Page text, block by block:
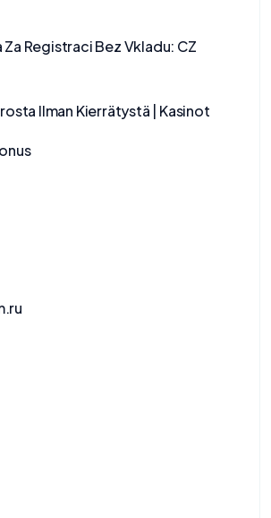
Za Registraci Bez Vkladu: CZ
Ilman Kierrätystä | Kasinot